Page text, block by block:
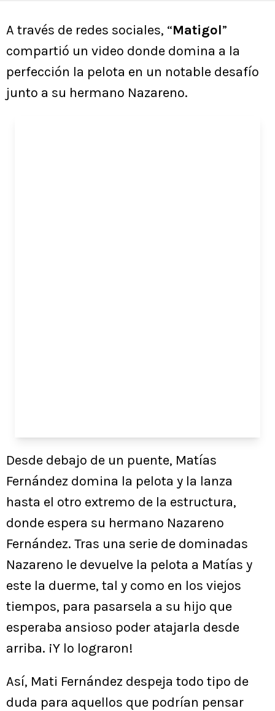
A través de redes sociales, “Matigol”
compartió un video donde domina a la
perfección la pelota en un notable desafío
junto a su hermano Nazareno.
Desde debajo de un puente, Matías
Fernández domina la pelota y la lanza
hasta el otro extremo de la estructura,
donde espera su hermano Nazareno
Fernández. Tras una serie de dominadas
Nazareno le devuelve la pelota a Matías y
este la duerme, tal y como en los viejos
tiempos, para pasarsela a su hijo que
esperaba ansioso poder atajarla desde
arriba. ¡Y lo lograron!
Así, Mati Fernández despeja todo tipo de
duda para aquellos que podrían pensar